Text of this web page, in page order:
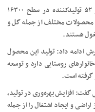
علی نوری‌نژاد اظهار داشت: در حال حاضر ۵۲ تولیدکننده در سطح ۱۶۳۰۰
محصولات مختلف از جمله گل و
هستند.
ادامه داد: تولید این محصول
روستایی دارد و توسعه
گرفته است.
افزایش بهره‌وری در تولید،
و ایجاد اشتغال را از جمله